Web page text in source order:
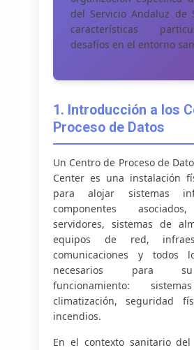
del Servicio Andaluz de
características
desafíos en el entorno
1. Introducción a los
Proceso de Datos
Un Centro de Proceso de
Center es una instalación
para alojar sistemas
componentes
servidores, sistemas de
equipos de red,
comunicaciones y todos
necesarios para
funcionamiento:
climatización, seguridad
incendios.
En el contexto sanitario del